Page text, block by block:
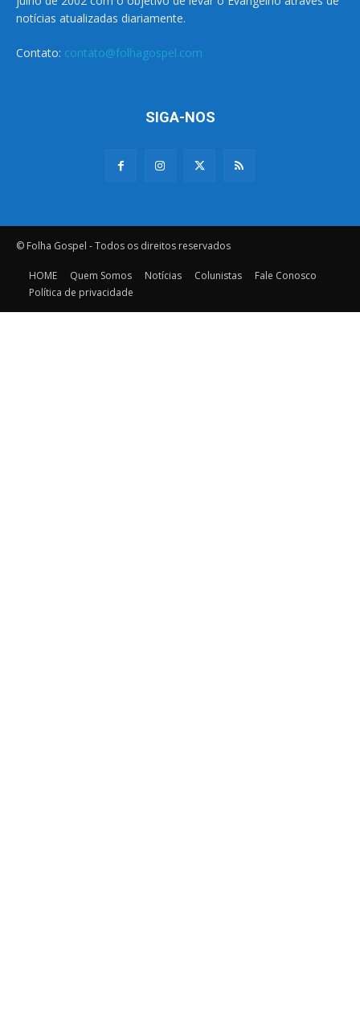
notícias atualizadas diariamente.
Contato: contato@folhagospel.com
SIGA-NOS
© Folha Gospel - Todos os direitos reservados
HOME Quem Somos Notícias Colunistas
Fale Conosco
Política de privacidade